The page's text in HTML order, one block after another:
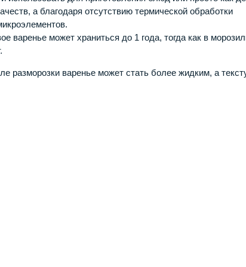
а благодаря отсутствию термической обработки
варенье может храниться до 1 года, тогда как в
разморозки варенье может стать более жидким, а